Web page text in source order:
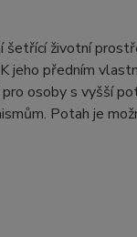
životní
jeho předním
osoby s vyšší
Potah je